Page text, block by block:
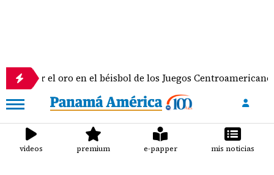
oro en el béisbol de los Juegos Centroamericanos y del
videos premium e-papper mis noticias